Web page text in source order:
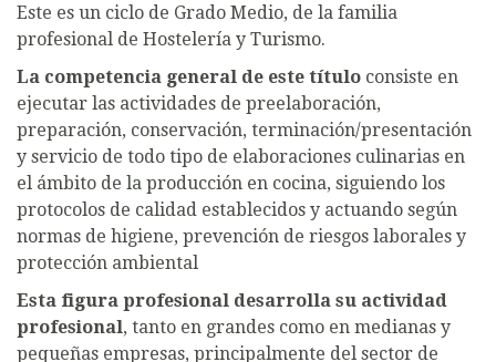
Este es un ciclo de Grado Medio, de la familia
profesional de Hostelería y Turismo.
La competencia general de este título consiste en
ejecutar las actividades de preelaboración,
preparación, conservación, terminación/presentación
y servicio de todo tipo de elaboraciones culinarias en
el ámbito de la producción en cocina, siguiendo los
protocolos de calidad establecidos y actuando según
normas de higiene, prevención de riesgos laborales y
protección ambiental
Esta figura profesional desarrolla su actividad
profesional, tanto en grandes como en medianas y
pequeñas empresas, principalmente del sector de